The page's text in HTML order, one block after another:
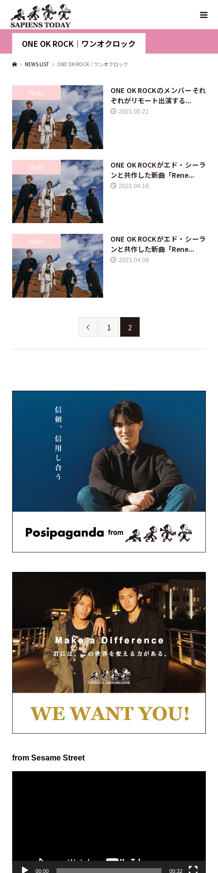
ONE OK ROCK｜ワンオクロック
NEWS LIST ONE OK ROCK｜ワンオクロック
Music
ONE OK ROCKのメンバーそれ
ぞれがリモート出演する...
2021.05.21
Music
ONE OK ROCKがエド・シーラ
ンと共作した新曲「Rene...
2021.04.16
Music
ONE OK ROCKがエド・シーラ
ンと共作した新曲「Rene...
2021.04.09
 1 2
from Sesame Street
00:00 00:32